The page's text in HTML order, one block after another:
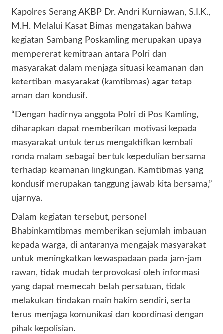
Kapolres Serang AKBP Dr. Andri Kurniawan, S.I.K.,
M.H. Melalui Kasat Bimas mengatakan bahwa
kegiatan Sambang Poskamling merupakan upaya
mempererat kemitraan antara Polri dan
masyarakat dalam menjaga situasi keamanan dan
ketertiban masyarakat (kamtibmas) agar tetap
aman dan kondusif.
“Dengan hadirnya anggota Polri di Pos Kamling,
diharapkan dapat memberikan motivasi kepada
masyarakat untuk terus mengaktifkan kembali
ronda malam sebagai bentuk kepedulian bersama
terhadap keamanan lingkungan. Kamtibmas yang
kondusif merupakan tanggung jawab kita bersama,”
ujarnya.
Dalam kegiatan tersebut, personel
Bhabinkamtibmas memberikan sejumlah imbauan
kepada warga, di antaranya mengajak masyarakat
untuk meningkatkan kewaspadaan pada jam-jam
rawan, tidak mudah terprovokasi oleh informasi
yang dapat memecah belah persatuan, tidak
melakukan tindakan main hakim sendiri, serta
terus menjaga komunikasi dan koordinasi dengan
pihak kepolisian.